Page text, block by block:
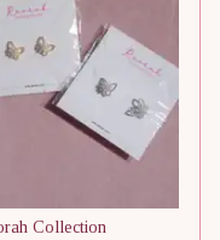
Collection